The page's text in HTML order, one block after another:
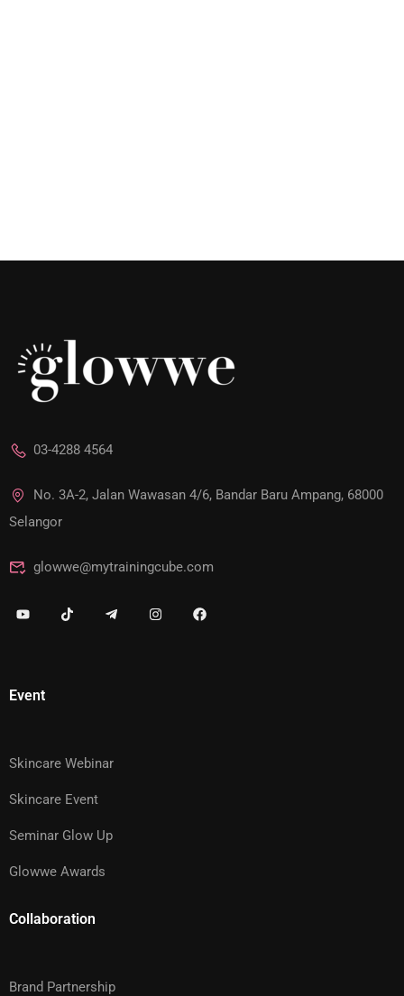
03-4288 4564
No. 3A-2, Jalan Wawasan 4/6, Bandar Baru Ampang, 68000
Selangor
glowwe@mytrainingcube.com
Event
Skincare Webinar
Skincare Event
Seminar Glow Up
Glowwe Awards
Collaboration
Brand Partnership